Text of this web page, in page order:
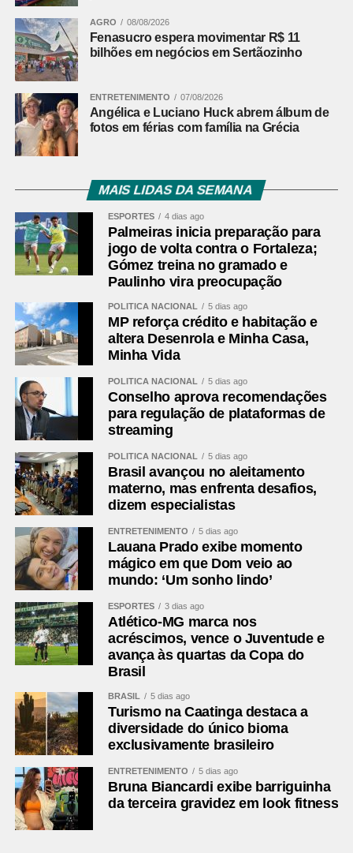
AGRO 08/08/2026
Fenasucro espera movimentar R$ 11
bilhões em negócios em Sertãozinho
ENTRETENIMENTO 07/08/2026
Angélica e Luciano Huck abrem álbum de
fotos em férias com família na Grécia
MAIS LIDAS DA SEMANA
ESPORTES 4 dias ago
Palmeiras inicia preparação para
jogo de volta contra o Fortaleza;
Gómez treina no gramado e
Paulinho vira preocupação
POLÍTICA NACIONAL 5 dias ago
MP reforça crédito e habitação e
altera Desenrola e Minha Casa,
Minha Vida
POLÍTICA NACIONAL 5 dias ago
Conselho aprova recomendações
para regulação de plataformas de
streaming
POLÍTICA NACIONAL 5 dias ago
Brasil avançou no aleitamento
materno, mas enfrenta desafios,
dizem especialistas
ENTRETENIMENTO 5 dias ago
Lauana Prado exibe momento
mágico em que Dom veio ao
mundo: ‘Um sonho lindo’
ESPORTES 3 dias ago
Atlético-MG marca nos
acréscimos, vence o Juventude e
avança às quartas da Copa do
Brasil
BRASIL 5 dias ago
Turismo na Caatinga destaca a
diversidade do único bioma
exclusivamente brasileiro
ENTRETENIMENTO 5 dias ago
Bruna Biancardi exibe barriguinha
da terceira gravidez em look fitness